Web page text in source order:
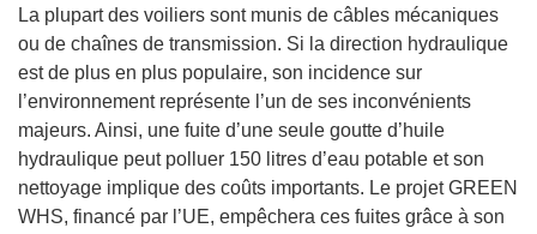
La plupart des voiliers sont munis de câbles mécaniques
ou de chaînes de transmission. Si la direction hydraulique
est de plus en plus populaire, son incidence sur
l’environnement représente l’un de ses inconvénients
majeurs. Ainsi, une fuite d’une seule goutte d’huile
hydraulique peut polluer 150 litres d’eau potable et son
nettoyage implique des coûts importants. Le projet GREEN
WHS, financé par l’UE, empêchera ces fuites grâce à son